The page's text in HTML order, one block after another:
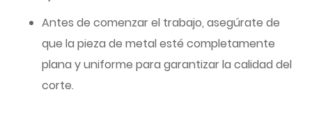
Antes de comenzar el trabajo, asegúrate de
que la pieza de metal esté completamente
plana y uniforme para garantizar la calidad del
corte.